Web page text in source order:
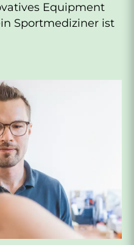
Equipment
Sportmediziner ist